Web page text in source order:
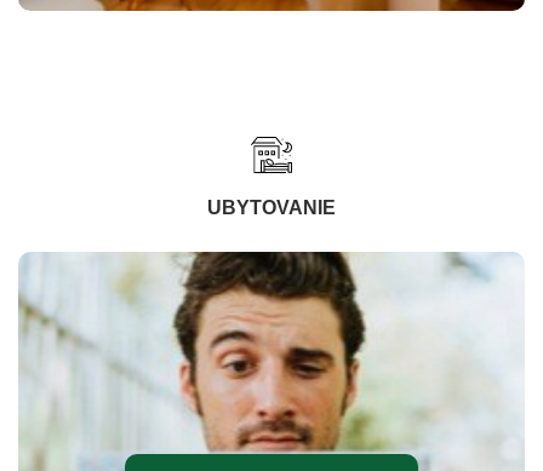
UBYTOVANIE